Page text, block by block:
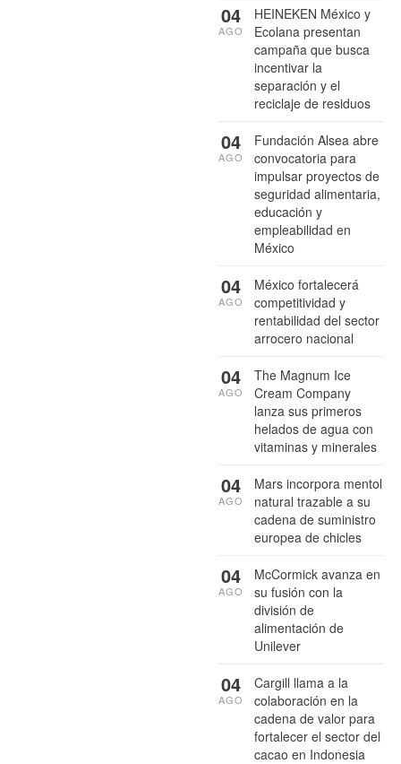
HEINEKEN México y
Ecolana presentan
campaña que busca
incentivar la
separación y el
reciclaje de residuos
04
AGO
Fundación Alsea abre
convocatoria para
impulsar proyectos de
seguridad alimentaria,
educación y
empleabilidad en
México
04
AGO
México fortalecerá
competitividad y
rentabilidad del sector
arrocero nacional
04
AGO
The Magnum Ice
Cream Company
lanza sus primeros
helados de agua con
vitaminas y minerales
04
AGO
Mars incorpora mentol
natural trazable a su
cadena de suministro
europea de chicles
04
AGO
McCormick avanza en
su fusión con la
división de
alimentación de
Unilever
04
AGO
Cargill llama a la
colaboración en la
cadena de valor para
fortalecer el sector del
cacao en Indonesia
04
AGO